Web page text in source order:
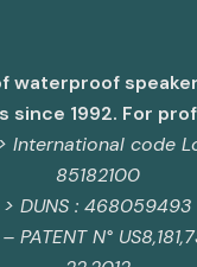
waterproof
since 1992. For
International code
85182100
> DUNS : 468059493
PATENT N°